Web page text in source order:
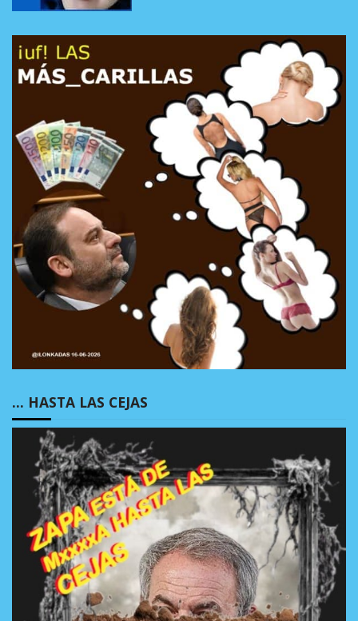
… HASTA LAS CEJAS